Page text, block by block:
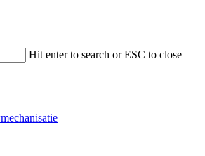
Hit enter to search or ESC to close